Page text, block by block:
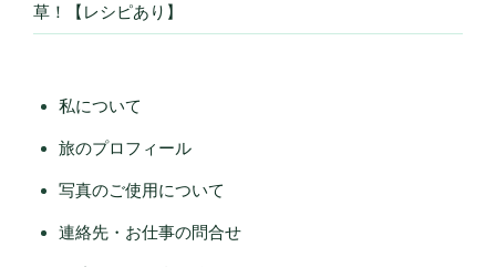
草！【レシピあり】
私について
旅のプロフィール
写真のご使用について
連絡先・お仕事の問合せ